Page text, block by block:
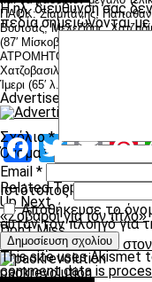
ΠΑΟΚ: Σιαμπάνης,
Βουτσάς, Μελεζίδης,
(87′ Μίσκοβιτς), Αηδονίδης,
ΑΤΡΟΜΗΤΟΣ: Κίναλης,
Χατζοβασιλάκης (81′
Ίμερι (65′ λ. τρ. Δόσης),
Advertisement
Facebook
Related Topics:
Up Next
«Σοβαροί για τον τίτλο»
Don't Miss
Με κόσμο απέναντι
paokrevolution
Η ηλ. διεύθυνση σας
πεδία σημειώνονται
Σχόλιο*
Όνομα*
Email *
Ιστότοπος
Αποθήκευσε το
αυτόν τον πλοηγό για
This site uses Akismet
comment data is